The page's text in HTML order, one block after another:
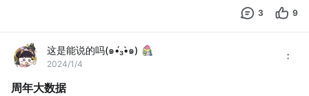
3 9
这是能说的吗(๑•́₃•̀๑)
2024/1/4
周年大数据